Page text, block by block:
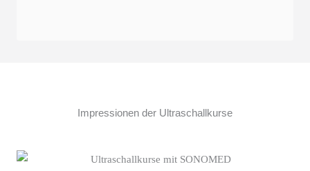
Impressionen der Ultraschallkurse